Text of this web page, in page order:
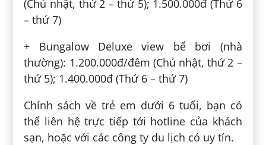
(Chủ nhật, thứ 2 – thứ 5); 1.500.000đ (Thứ 6
– thứ 7)
+ Bungalow Deluxe view bể bơi (nhà
thường): 1.200.000đ/đêm (Chủ nhật, thứ 2 –
thứ 5); 1.400.000đ (Thứ 6 – thứ 7)
Chính sách về trẻ em dưới 6 tuổi, bạn có
thể liên hệ trực tiếp tới hotline của khách
sạn, hoặc với các công ty du lịch có uy tín.